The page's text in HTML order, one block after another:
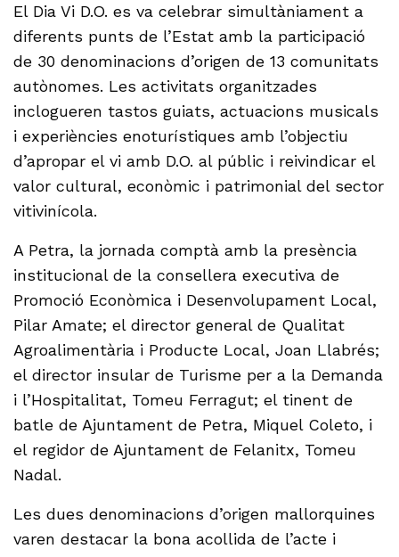
El Dia Vi D.O. es va celebrar simultàniament a
diferents punts de l’Estat amb la participació
de 30 denominacions d’origen de 13 comunitats
autònomes. Les activitats organitzades
inclogueren tastos guiats, actuacions musicals
i experiències enoturístiques amb l’objectiu
d’apropar el vi amb D.O. al públic i reivindicar el
valor cultural, econòmic i patrimonial del sector
vitivinícola.
A Petra, la jornada comptà amb la presència
institucional de la consellera executiva de
Promoció Econòmica i Desenvolupament Local,
Pilar Amate; el director general de Qualitat
Agroalimentària i Producte Local, Joan Llabrés;
el director insular de Turisme per a la Demanda
i l’Hospitalitat, Tomeu Ferragut; el tinent de
batle de Ajuntament de Petra, Miquel Coleto, i
el regidor de Ajuntament de Felanitx, Tomeu
Nadal.
Les dues denominacions d’origen mallorquines
varen destacar la bona acollida de l’acte i